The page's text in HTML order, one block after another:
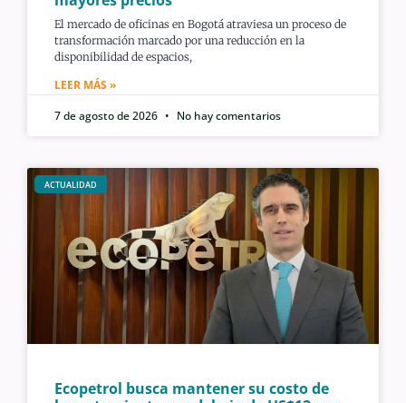
El mercado de oficinas en Bogotá atraviesa un proceso de
transformación marcado por una reducción en la
disponibilidad de espacios,
LEER MÁS »
7 de agosto de 2026
No hay comentarios
ACTUALIDAD
Ecopetrol busca mantener su costo de